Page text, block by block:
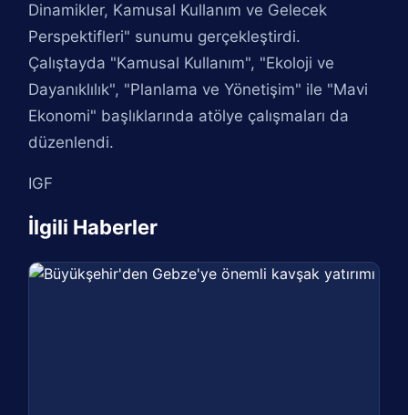
Dinamikler, Kamusal Kullanım ve Gelecek
Perspektifleri" sunumu gerçekleştirdi.
Çalıştayda "Kamusal Kullanım", "Ekoloji ve
Dayanıklılık", "Planlama ve Yönetişim" ile "Mavi
Ekonomi" başlıklarında atölye çalışmaları da
düzenlendi.
IGF
İlgili Haberler